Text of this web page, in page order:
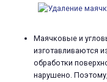
Маячковые и
изготавливаются
обработки
нарушено.